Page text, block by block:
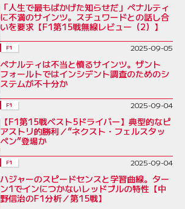
「人生で最もばかげた知らせだ」ペナルティ
に不満のサインツ。スチュワードとの話し合
いを要求【F1第15戦無線レビュー（2）】
F1 2025-09-05
ペナルティは不当と憤るサインツ。ザント
フォールトではインシデント調査のためのシ
ステムが不十分か
F1 2025-09-04
【F1第15戦ベスト5ドライバー】典型的なピ
アストリ的勝利／“ネクスト・フェルスタッ
ペン”登場か
F1 2025-09-04
ハジャーのスピードセンスと学習曲線。ター
ン1でインにつかないレッドブルの特性【中
野信治のF1分析／第15戦】